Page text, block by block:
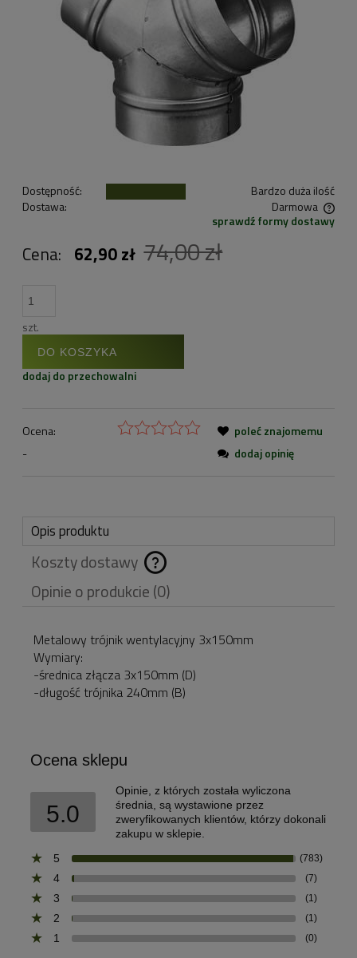
Dostępność:
Bardzo duża ilość
Dostawa:
Darmowa
Cena nie zawiera ewentualnych kosztów płatnościsprawdź formy dostawy
Cena: 62,90 zł 74,00 zł
szt.
DO KOSZYKA
dodaj do przechowalni
Ocena:
-
poleć znajomemu
dodaj opinię
Opis produktu
Koszty dostawy
Cena nie zawiera
ewentualnych kosztów
płatności
Opinie o produkcie (0)
Metalowy trójnik wentylacyjny 3x150mm
Wymiary:
-średnica złącza 3x150mm (D)
-długość trójnika 240mm (B)
Ocena sklepu
5.0
Opinie, z których została wyliczona
średnia, są wystawione przez
zweryfikowanych klientów, którzy dokonali
zakupu w sklepie.
5
(783)
4 (7)
3 (1)
2 (1)
1 (0)